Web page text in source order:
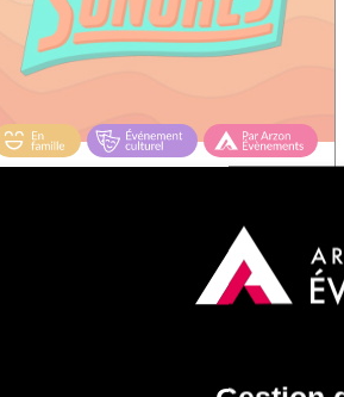
Plein air
20h00